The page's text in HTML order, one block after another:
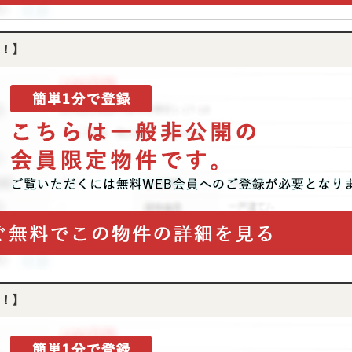
】
】